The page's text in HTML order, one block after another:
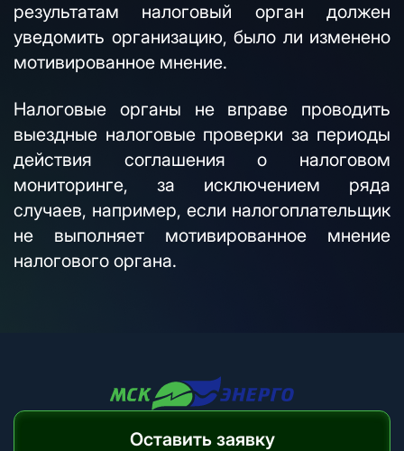
результатам налоговый орган должен
уведомить организацию, было ли изменено
мотивированное мнение.
Налоговые органы не вправе проводить
выездные налоговые проверки за периоды
действия соглашения о налоговом
мониторинге, за исключением ряда
случаев, например, если налогоплательщик
не выполняет мотивированное мнение
налогового органа.
Оставить заявку